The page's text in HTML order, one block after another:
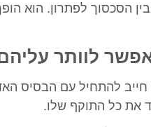
הסכסוך לפתרון. הוא
לוותר
חייב להתחיל עם הבסיס
את כל התוקף שלו.